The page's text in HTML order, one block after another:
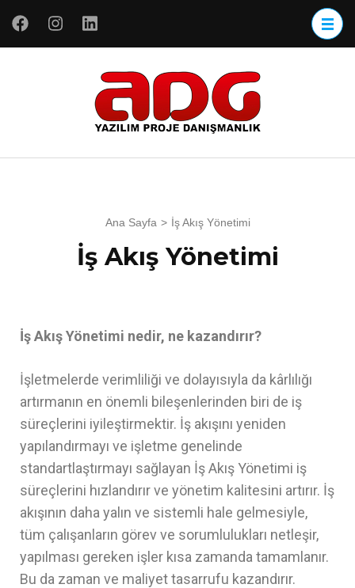
Ana Sayfa > İş Akış Yönetimi
İş Akış Yönetimi
İş Akış Yönetimi nedir, ne kazandırır?
İşletmelerde verimliliği ve dolayısıyla da kârlılığı
artırmanın en önemli bileşenlerinden biri de iş
süreçlerini iyileştirmektir. İş akışını yeniden
yapılandırmayı ve işletme genelinde
standartlaştırmayı sağlayan İş Akış Yönetimi iş
süreçlerini hızlandırır ve yönetim kalitesini artırır. İş
akışının daha yalın ve sistemli hale gelmesiyle,
tüm çalışanların görev ve sorumlulukları netleşir,
yapılması gereken işler kısa zamanda tamamlanır.
Bu da zaman ve maliyet tasarrufu kazandırır.